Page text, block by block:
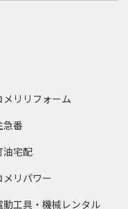
メリリフォーム
急番
油宅配
メリパワー
動工具・機械レンタル